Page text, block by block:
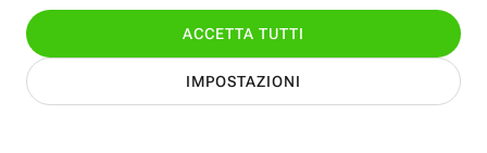
Modelli parametrici è il corso che ci permette di
sviluppare tabelle taglia individuali e standard da
utilizzare con il software Valentina CAD per…